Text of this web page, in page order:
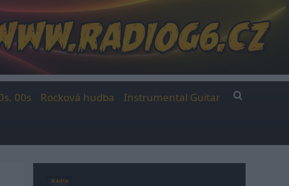
00s Rocková hudba Instrumental Guitar